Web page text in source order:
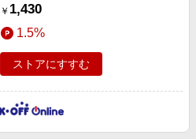
￥ 1,430
1.5%
ストアにすすむ